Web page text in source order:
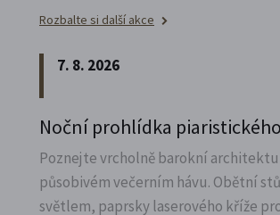
Rozbalte si další akce
7. 8. 2026
Noční prohlídka
Poznejte vrcholně barokní
působivém večerním hávu. Obětní
světlem, paprsky laserového kříže